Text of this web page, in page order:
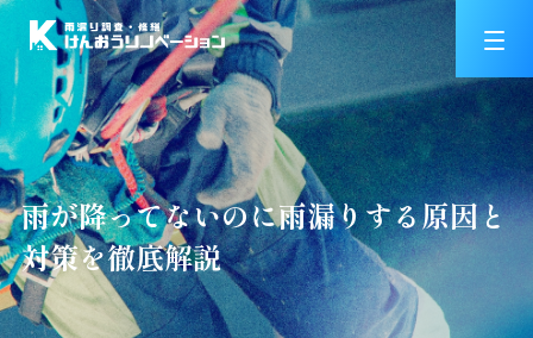
雨が降ってないのに雨漏りする原因と
対策を徹底解説